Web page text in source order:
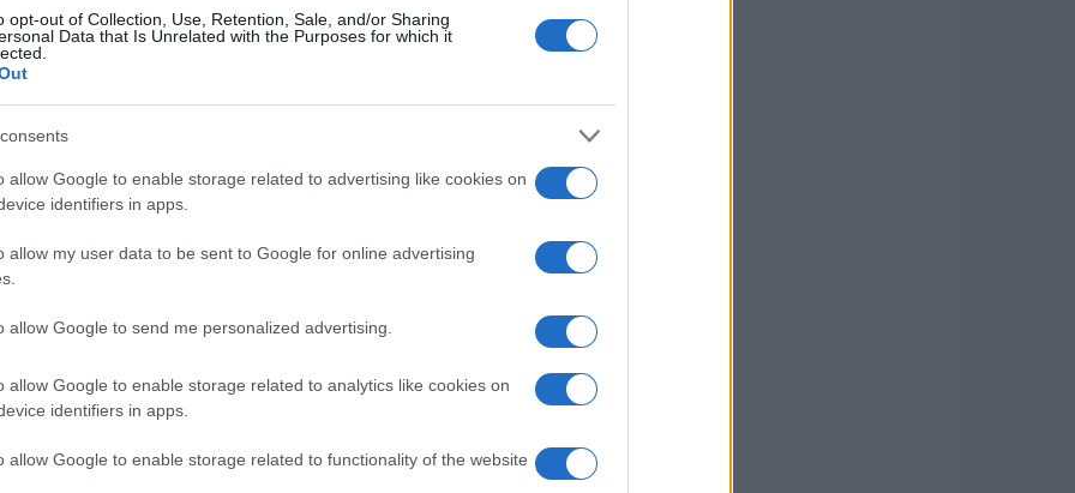
opt-out of Collection, Use, Retention, Sale, and/or Sharing
Data that Is Unrelated with the Purposes for which it
allow Google to enable storage related to advertising like cookies on
identifiers in apps.
allow my user data to be sent to Google for online advertising
allow Google to send me personalized advertising.
allow Google to enable storage related to analytics like cookies on
identifiers in apps.
allow Google to enable storage related to functionality of the website
di incontro.
è un criterio primario per i viaggiatori solitari:
nei luoghi turistici e facile reperibilità di
la tranquillità. L’
affidabili, sia la mobilità interna, con
Città con servizi consolidati offrono spesso
ma anche alcuni borghi ben organizzati
aggiunto per chi viaggia da solo: